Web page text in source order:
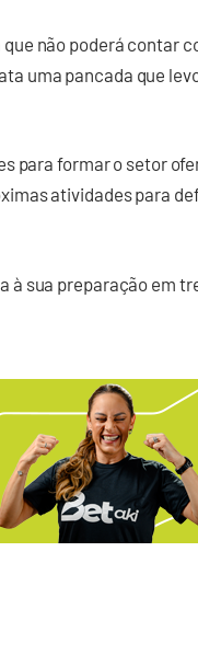
não poderá contar
uma pancada que
para formar o setor
atividades para
à sua preparação em